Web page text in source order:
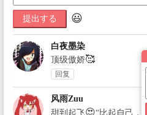
提出する 😃
白夜墨染
顶级傲娇🥰
回复
风雨Zuu
甜到起飞😍“比起自己，